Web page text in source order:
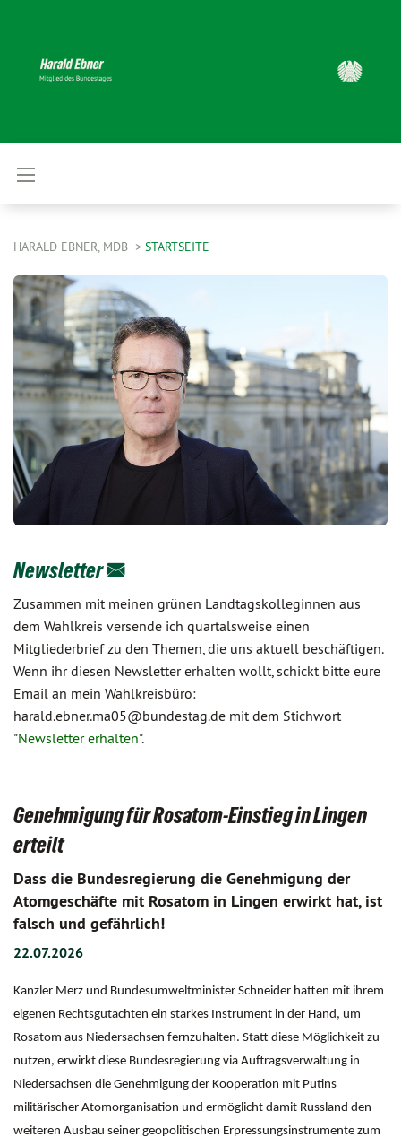
HARALD EBNER, MDB STARTSEITE
Newsletter
Zusammen mit meinen grünen Landtagskolleginnen aus
dem Wahlkreis versende ich quartalsweise einen
Mitgliederbrief zu den Themen, die uns aktuell beschäftigen.
Wenn ihr diesen Newsletter erhalten wollt, schickt bitte eure
Email an mein Wahlkreisbüro:
harald.ebner.ma05@bundestag.de mit dem Stichwort
"Newsletter erhalten".
Genehmigung für Rosatom-Einstieg in Lingen
erteilt
Dass die Bundesregierung die Genehmigung der
Atomgeschäfte mit Rosatom in Lingen erwirkt hat, ist
falsch und gefährlich!
22.07.2026
Kanzler Merz und Bundesumweltminister Schneider hatten mit ihrem
eigenen Rechtsgutachten ein starkes Instrument in der Hand, um
Rosatom aus Niedersachsen fernzuhalten. Statt diese Möglichkeit zu
nutzen, erwirkt diese Bundesregierung via Auftragsverwaltung in
Niedersachsen die Genehmigung der Kooperation mit Putins
militärischer Atomorganisation und ermöglicht damit Russland den
weiteren Ausbau seiner geopolitischen Erpressungsinstrumente zum